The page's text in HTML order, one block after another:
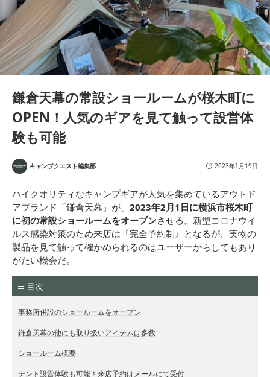
鎌倉天幕の常設ショールームが桜木町に
OPEN！人気のギアを見て触って設営体
験も可能
キャンプクエスト編集部 2023年1月19日
ハイクオリティなキャンプギアが人気を集めているアウトド
アブランド「鎌倉天幕」が、 2023年2月1日に横浜市桜木町
に初の常設ショールームをオープンさせる。新型コロナウイ
ルス感染対策のため来店は『完全予約制』となるが、実物の
製品を見て触って確かめられるのはユーザーからしてもあり
がたい機会だ。
目次
事務所併設のショールームをオープン
鎌倉天幕の他にも取り扱いアイテムは多数
ショールーム概要
テント設営体験も可能！来店予約はメールにて受付